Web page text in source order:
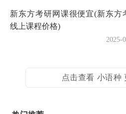
新东方考研网课很便宜(新东方
线上课程价格)
2025-
点击查看 小语种